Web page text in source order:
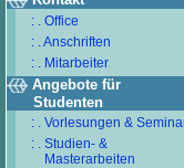
: . Office
: . Anschriften
: . Mitarbeiter
Angebote für
Studenten
: . Vorlesungen &
: . Studien- &
Masterarbeiten